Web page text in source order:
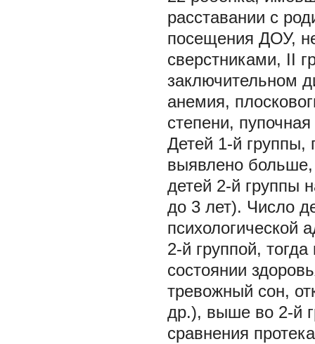
расставании с
посещения ДОУ,
сверстниками, II
заключительном
анемия,
степени,
Детей 1-й
выявлено больше,
детей 2-й группы
до 3 лет). Число
психологической
2-й группой,
состоянии
тревожный сон,
др.), выше во 2-й
сравнения